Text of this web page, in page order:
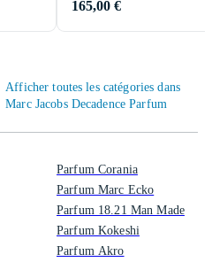
165,00 €
Afficher toutes les catégories dans
Marc Jacobs Decadence Parfum
Parfum Corania
Parfum Marc Ecko
Parfum 18.21 Man Made
Parfum Kokeshi
Parfum Akro